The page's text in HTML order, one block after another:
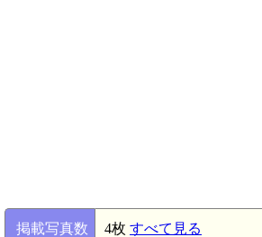
掲載写真数 4枚 すべて見る